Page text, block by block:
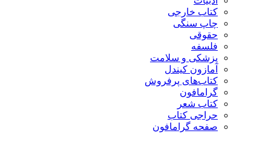
کتاب خارجی
چاپ سنگی
حقوقی
فلسفه
پزشکی و سلامت
آمازون کیندل
کتاب‌های پرفروش
گرامافون
کتاب شعر
حراجی کتاب
صفحه گرامافون